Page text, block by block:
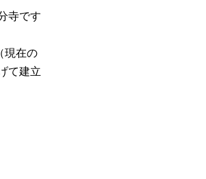
寺です
現在の
て建立